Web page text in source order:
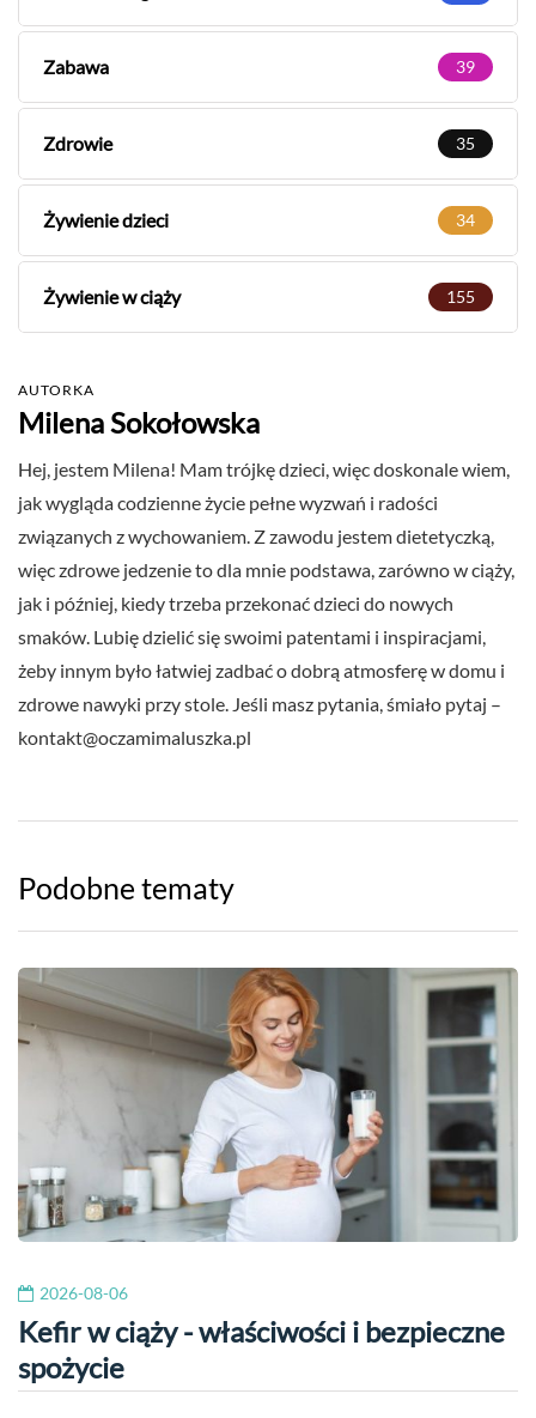
Zabawa 39
Zdrowie 35
Żywienie dzieci 34
Żywienie w ciąży 155
AUTORKA
Milena Sokołowska
Hej, jestem Milena! Mam trójkę dzieci, więc doskonale wiem,
jak wygląda codzienne życie pełne wyzwań i radości
związanych z wychowaniem. Z zawodu jestem dietetyczką,
więc zdrowe jedzenie to dla mnie podstawa, zarówno w ciąży,
jak i później, kiedy trzeba przekonać dzieci do nowych
smaków. Lubię dzielić się swoimi patentami i inspiracjami,
żeby innym było łatwiej zadbać o dobrą atmosferę w domu i
zdrowe nawyki przy stole. Jeśli masz pytania, śmiało pytaj –
kontakt@oczamimaluszka.pl
Podobne tematy
2026-08-06
Kefir w ciąży - właściwości i bezpieczne
spożycie